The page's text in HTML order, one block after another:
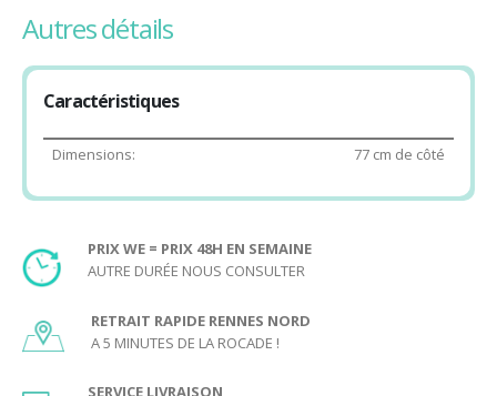
Déroulement du jeu :
plateau.
couleur. Il se place devant le coin qui est de cette couleur.
ramener les pions dans son camp avec sa canne à pêche.
Age minimum conseillé pour jouer à la Partie de
Pêche en Bois :
5 ans.
autres détails
Caractéristiques
Dimensions: 77 cm de côté
PRIX WE = PRIX 48H EN SEMAINE
AUTRE DURÉE NOUS CONSULTER
RETRAIT RAPIDE RENNES NORD
A 5 MINUTES DE LA ROCADE !
SERVICE LIVRAISON